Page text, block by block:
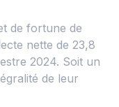
de fortune de
nette de 23,8
2024. Soit un
de leur